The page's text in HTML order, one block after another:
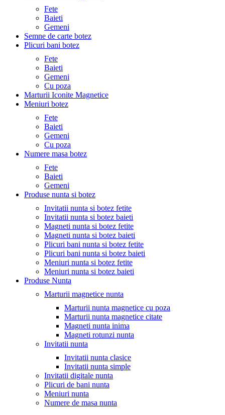
Fete
Baieti
Gemeni
Semne de carte botez
Plicuri bani botez
Fete
Baieti
Gemeni
Cu poza
Marturii Iconite Magnetice
Meniuri botez
Fete
Baieti
Gemeni
Cu poza
Numere masa botez
Fete
Baieti
Gemeni
Produse nunta si botez
Invitatii nunta si botez fetite
Invitatii nunta si botez baieti
Magneti nunta si botez fetite
Magneti nunta si botez baieti
Plicuri bani nunta si botez fetite
Plicuri bani nunta si botez baieti
Meniuri nunta si botez fetite
Meniuri nunta si botez baieti
Produse Nunta
Marturii magnetice nunta
Marturii nunta magnetice cu poza
Marturii nunta magnetice citate
Magneti nunta inima
Magneti rotunzi nunta
Invitatii nunta
Invitatii nunta clasice
Invitatii nunta simple
Invitatii digitale nunta
Plicuri de bani nunta
Meniuri nunta
Numere de masa nunta